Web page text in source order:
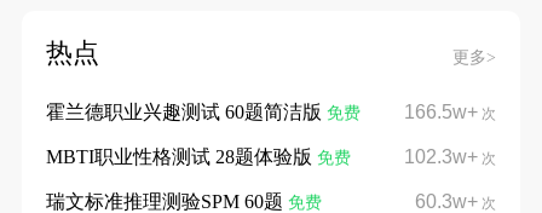
热点 更多>
166.5w+ 次
霍兰德职业兴趣测试 60题简洁版 免费
102.3w+ 次
MBTI职业性格测试 28题体验版 免费
60.3w+ 次
瑞文标准推理测验SPM 60题 免费